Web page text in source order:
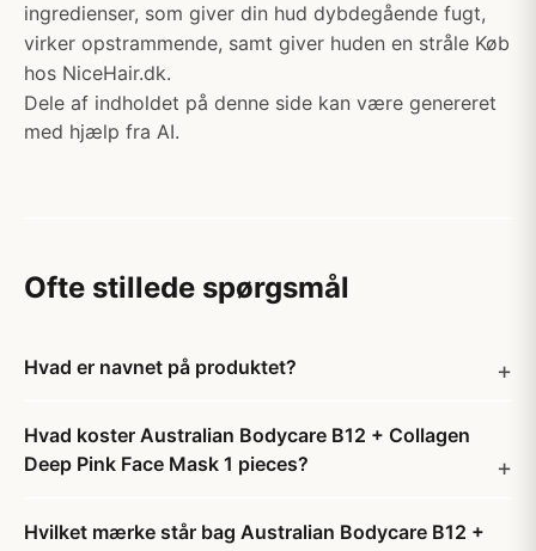
ingredienser, som giver din hud dybdegående fugt,
virker opstrammende, samt giver huden en stråle Køb
hos NiceHair.dk.
Dele af indholdet på denne side kan være genereret
med hjælp fra AI.
Ofte stillede spørgsmål
Hvad er navnet på produktet?
Hvad koster Australian Bodycare B12 + Collagen
Deep Pink Face Mask 1 pieces?
Hvilket mærke står bag Australian Bodycare B12 +